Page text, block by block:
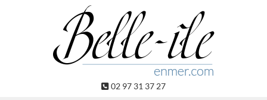
02 97 31 37 27
Panneau de gestion des cookies